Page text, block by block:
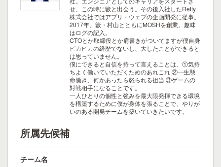
せ、この時に籔と出会う。その後入社したRetty
株式会社ではアプリ・ウェブの企画開発に従事。
2017年、籔・村山とともにMOSHを創業。趣味
はログの記入。
CTOとか取締役とか肩書きがついてますが僕自身
ピカピカの経歴でないし、大したことができると
は思っていません。
僕にできると自信を持って言えることは、①気持
ちよく働いていただくためのあれこれ ②一生懸
命働き、何かあったら怒られる担当 ③ゲームの
対戦相手になることです。
一人ひとりの個性と強みを最大限発揮できる環境
を構築するために僕が身体を張ることで、やりが
いのある開発チームを築いていきたいです。
所属先候補
チーム名